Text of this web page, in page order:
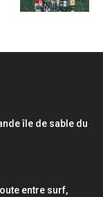
île de sable du
entre surf,